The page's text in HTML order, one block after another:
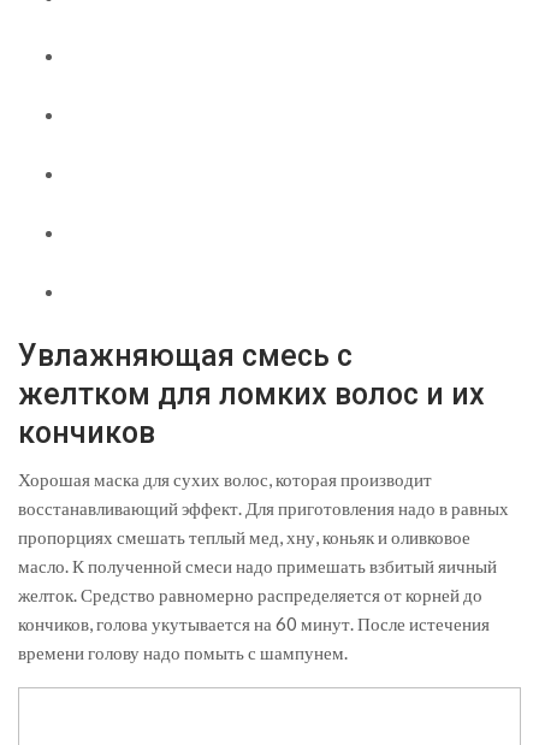
Увлажняющая смесь с
желтком для ломких волос и их
кончиков
Хорошая маска для сухих волос, которая производит
восстанавливающий эффект. Для приготовления надо в равных
пропорциях смешать теплый мед, хну, коньяк и оливковое
масло. К полученной смеси надо примешать взбитый яичный
желток. Средство равномерно распределяется от корней до
кончиков, голова укутывается на 60 минут. После истечения
времени голову надо помыть с шампунем.